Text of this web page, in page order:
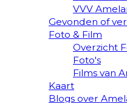
VVV
Gevonden of
Foto & Film
Overzicht
Foto's
Films van
Kaart
Blogs over